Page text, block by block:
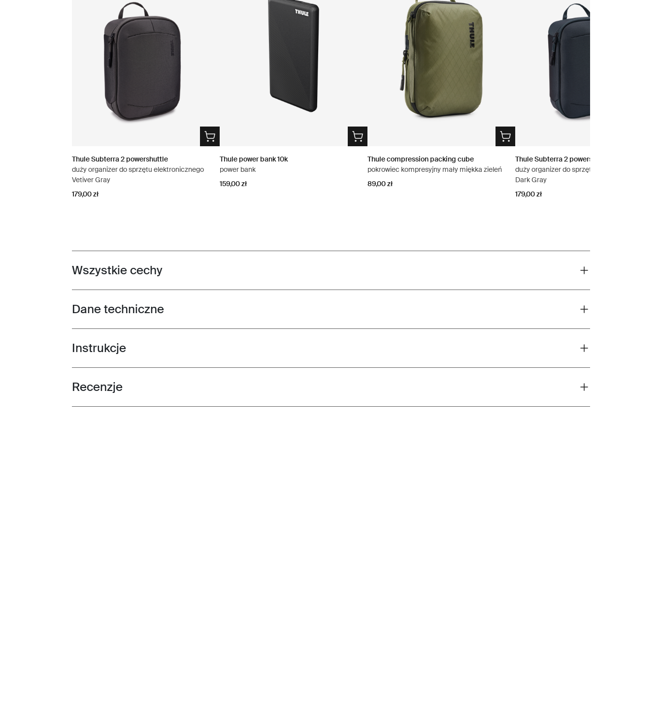
Thule Subterra 2 powershuttle
duży organizer do sprzętu elektronicznego
Vetiver Gray
179,00 zł
Thule power bank 10k
power bank
159,00 zł
Thule compression packing cube
pokrowiec kompresyjny mały miękka zieleń
89,00 zł
Thule Subterra 2 powershuttle
duży organizer do sprzętu elektronicznego
Dark Gray
179,00 zł
Toggle features
Wszystkie cechy
Toggle techspec
Dane techniczne
Toggle guides and instructions
Instrukcje
Toggle overview
Recenzje